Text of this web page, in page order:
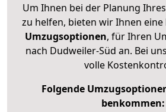
Um Ihnen bei der Planung
zu helfen, bieten wir Ihnen eine
Umzugsoptionen, für Ihren
nach Dudweiler-Süd an. Bei
volle
Folgende
benkommen: